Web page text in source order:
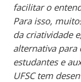
facilitar o
Para isso,
da criatividade
alternativa para
estudantes e
UFSC tem